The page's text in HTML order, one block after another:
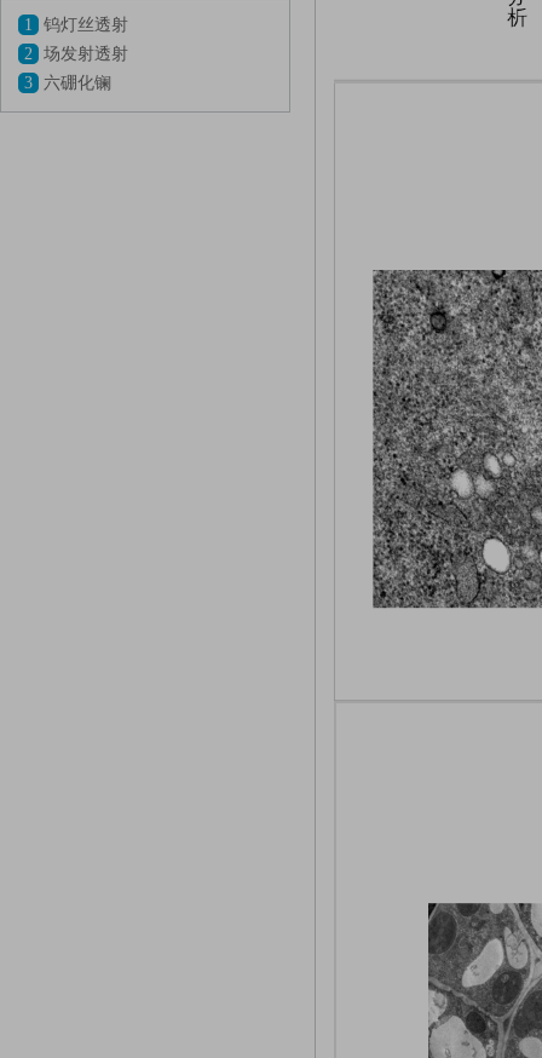
1
钨灯丝透射
2 场发射透射
3
六硼化镧